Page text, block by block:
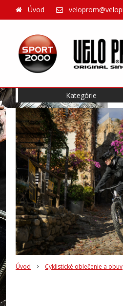
Úvod
Úvod Cyklistické oblečenie a obuv
Kategórie